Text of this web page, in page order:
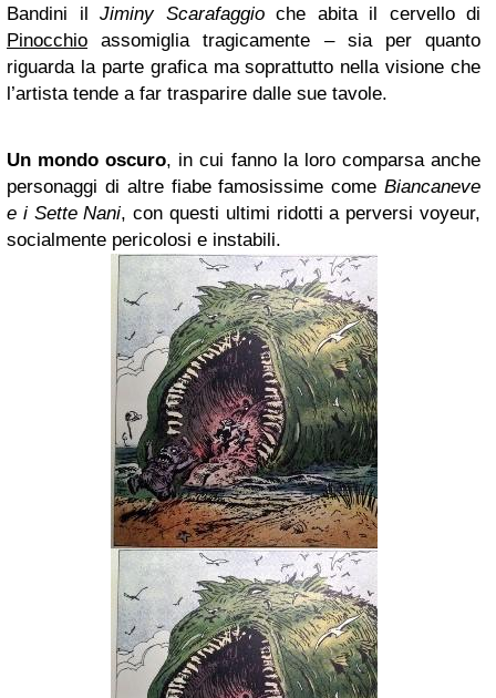
Bandini il
Jiminy Scarafaggioche abita il cervello di
Pinocchio assomiglia tragicamente – sia per quanto
riguarda la parte grafica ma soprattutto nella visione che
l’artista tende a far trasparire dalle sue tavole.
Un mondo oscuro, in cui fanno la loro comparsa anche
personaggi di altre fiabe famosissime come Biancaneve
e i Sette Nani, con questi ultimi ridotti a perversi voyeur,
socialmente pericolosi e instabili.